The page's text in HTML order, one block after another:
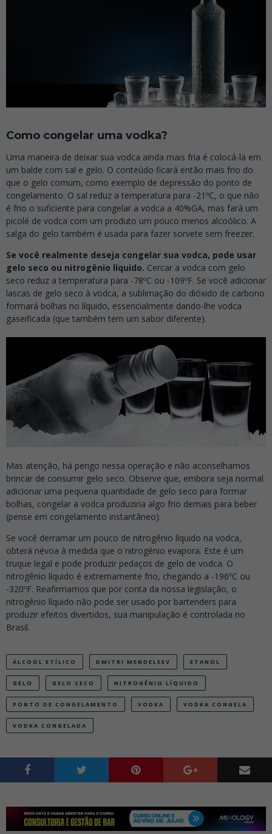
Como congelar uma vodka?
Uma maneira de deixar sua vodca ainda mais fria é colocá-la em
um balde com sal e gelo. O conteúdo ficará então mais frio do
que o gelo comum, como exemplo de depressão do ponto de
congelamento. O sal reduz a temperatura para -21ºC, o que não
é frio o suficiente para congelar a vodca a 40%GA, mas fará um
picolé de vodca com um produto um pouco menos alcoólico. A
salga do gelo também é usada para fazer sorvete sem freezer.
Se você realmente deseja congelar sua vodca, pode usar
gelo seco ou nitrogênio líquido. Cercar a vodca com gelo
seco reduz a temperatura para -78ºC ou -109ºF. Se você adicionar
lascas de gelo seco à vodca, a sublimação do dióxido de carbono
formará bolhas no líquido, essencialmente dando-lhe vodca
gaseificada (que também tem um sabor diferente).
Mas atenção, há perigo nessa operação e não aconselhamos
brincar de consumir gelo seco. Observe que, embora seja normal
adicionar uma pequena quantidade de gelo seco para formar
bolhas, congelar a vodca produziria algo frio demais para beber
(pense em congelamento instantâneo).
Se você derramar um pouco de nitrogênio líquido na vodca,
obterá névoa à medida que o nitrogênio evapora. Este é um
truque legal e pode produzir pedaços de gelo de vodca. O
nitrogênio líquido é extremamente frio, chegando a -196ºC ou
-320ºF. Reafirmamos que por conta da nossa legislação, o
nitrogênio líquido não pode ser usado por bartenders para
produzir efeitos divertidos, sua manipulação é controlada no
Brasil.
ÁLCOOL ETÍLICO DMITRI MENDELEEV ETANOL
GELO GELO SECO NITROGÊNIO LÍQUIDO
PONTO DE CONGELAMENTO VODKA VODKA CONGELA
VODKA CONGELADA